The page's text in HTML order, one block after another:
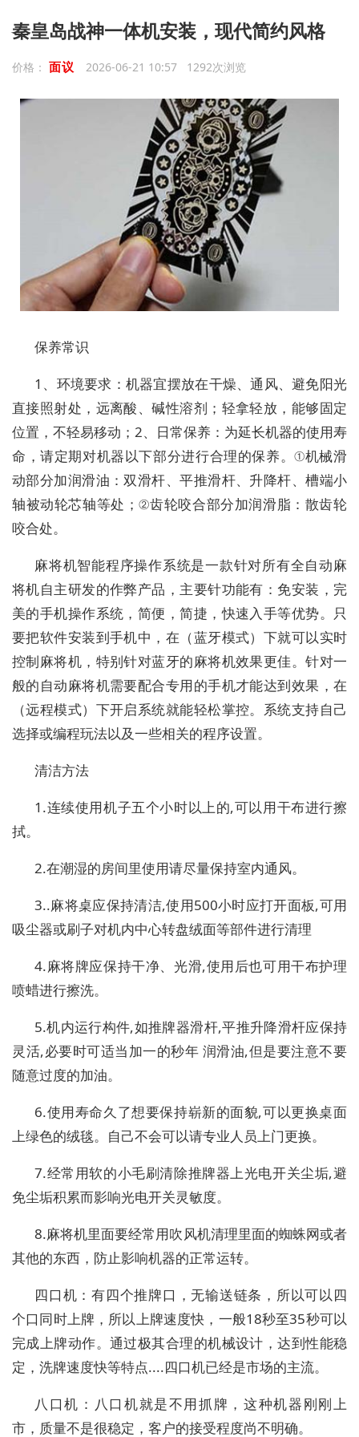
秦皇岛战神一体机安装，现代简约风格
价格： 面议 2026-06-21 10:57 1292次浏览
保养常识
1、环境要求：机器宜摆放在干燥、通风、避免阳光
直接照射处，远离酸、碱性溶剂；轻拿轻放，能够固定
位置，不轻易移动；2、日常保养：为延长机器的使用寿
命，请定期对机器以下部分进行合理的保养。①机械滑
动部分加润滑油：双滑杆、平推滑杆、升降杆、槽端小
轴被动轮芯轴等处；②齿轮咬合部分加润滑脂：散齿轮
咬合处。
麻将机智能程序操作系统是一款针对所有全自动麻
将机自主研发的作弊产品，主要针功能有：免安装，完
美的手机操作系统，简便，简捷，快速入手等优势。只
要把软件安装到手机中，在（蓝牙模式）下就可以实时
控制麻将机，特别针对蓝牙的麻将机效果更佳。针对一
般的自动麻将机需要配合专用的手机才能达到效果，在
（远程模式）下开启系统就能轻松掌控。系统支持自己
选择或编程玩法以及一些相关的程序设置。
清洁方法
1.连续使用机子五个小时以上的,可以用干布进行擦
拭。
2.在潮湿的房间里使用请尽量保持室内通风。
3..麻将桌应保持清洁,使用500小时应打开面板,可用
吸尘器或刷子对机内中心转盘绒面等部件进行清理
4.麻将牌应保持干净、光滑,使用后也可用干布护理
喷蜡进行擦洗。
5.机内运行构件,如推牌器滑杆,平推升降滑杆应保持
灵活,必要时可适当加一的秒年 润滑油,但是要注意不要
随意过度的加油。
6.使用寿命久了想要保持崭新的面貌,可以更换桌面
上绿色的绒毯。自己不会可以请专业人员上门更换。
7.经常用软的小毛刷清除推牌器上光电开关尘垢,避
免尘垢积累而影响光电开关灵敏度。
8.麻将机里面要经常用吹风机清理里面的蜘蛛网或者
其他的东西，防止影响机器的正常运转。
四口机：有四个推牌口，无输送链条，所以可以四
个口同时上牌，所以上牌速度快，一般18秒至35秒可以
完成上牌动作。通过极其合理的机械设计，达到性能稳
定，洗牌速度快等特点....四口机已经是市场的主流。
八口机：八口机就是不用抓牌，这种机器刚刚上
市，质量不是很稳定，客户的接受程度尚不明确。